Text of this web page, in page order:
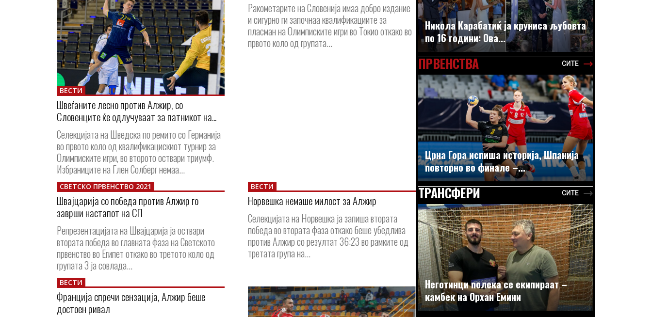
ВЕСТИ
Швеѓаните лесно против Алжир, со
Словенците ќе одлучуваат за патникот на...
Селекцијата на Шведска по ремито со Германија
во првото коло од квалификацискиот турнир за
Олимписките игри, во второто оствари триумф.
Избраниците на Глен Солберг немаа...
Ракометарите на Словенија имаа добро издание
и сигурно ги започнаа квалификациите за
пласман на Олимписките игри во Токио откако во
првото коло од групата...
СВЕТСКО ПРВЕНСТВО 2021
Швајцарија со победа против Алжир го
заврши настапот на СП
Репрезентацијата на Швајцарија ја оствари
втората победа во главната фаза на Светското
првенство во Египет откако во третото коло од
групата 3 ја совлада...
ВЕСТИ
Норвешка немаше милост за Алжир
Селекцијата на Норвешка ја запиша втората
победа во втората фаза откако беше убедлива
против Алжир со резултат 36:23 во рамките од
третата група на...
ВЕСТИ
Франција спречи сензација, Алжир беше
достоен ривал
Никола Карабатиќ ја круниса љубовта
по 16 години: Ова...
ПРВЕНСТВА СИТЕ
Црна Гора испиша историја, Шпанија
повторно во финале –...
ТРАНСФЕРИ СИТЕ
Неготинци полека се екипираат –
камбек на Орхан Емини